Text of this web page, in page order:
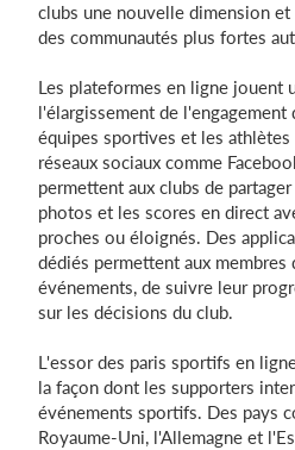
clubs une nouvelle dimension
des communautés plus fortes
Les plateformes en ligne jouent
l'élargissement de l'engagement
équipes sportives et les
réseaux sociaux comme
permettent aux clubs de
photos et les scores en direct
proches ou éloignés. Des
dédiés permettent aux membres
événements, de suivre leur
sur les décisions du club.
L'essor des paris sportifs en
la façon dont les supporters
événements sportifs. Des pays
Royaume-Uni, l'Allemagne et